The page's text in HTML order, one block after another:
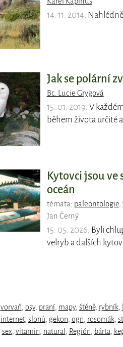
14. 11. 2014:
Jak se polární
Bc. Lucie Grygová
15. 01. 2019: V
během života určité
Kytovci jsou
oceán
témata: paleontologie,
Jan Černý
15. 05. 2026: Byli
velryb a dalších
vorvaň osy, praní, mapy, štěně, rybník,
internet, slonů gekon ogn rosomák,
sex vitamin natural Región bárta